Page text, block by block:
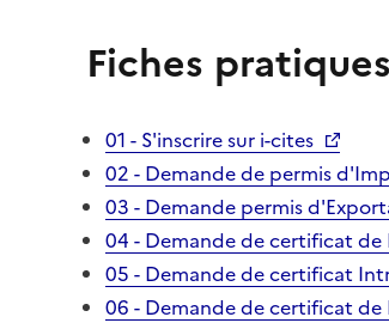
Fiches pratiques
01 - S'inscrire sur i-cites
02 - Demande de permis
03 - Demande permis
04 - Demande de certificat de
05 - Demande de certificat
06 - Demande de certificat